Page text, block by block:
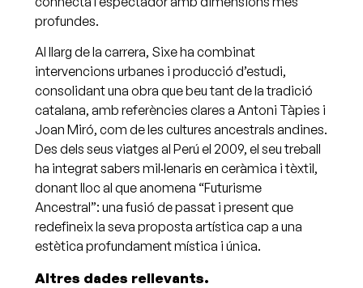
profundes.
Al llarg de la carrera, Sixe ha combinat
intervencions urbanes i producció d’estudi,
consolidant una obra que beu tant de la tradició
catalana, amb referències clares a Antoni Tàpies i
Joan Miró, com de les cultures ancestrals andines.
Des dels seus viatges al Perú el 2009, el seu treball
ha integrat sabers mil·lenaris en ceràmica i tèxtil,
donant lloc al que anomena “Futurisme
Ancestral”: una fusió de passat i present que
redefineix la seva proposta artística cap a una
estètica profundament mística i única.
Altres dades rellevants.